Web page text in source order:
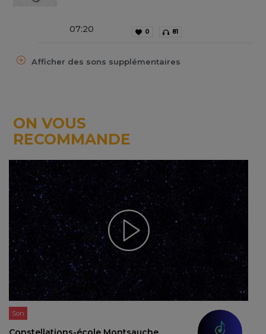
07:20 0 81
Afficher des sons supplémentaires
ON VOUS
RECOMMANDE
Son